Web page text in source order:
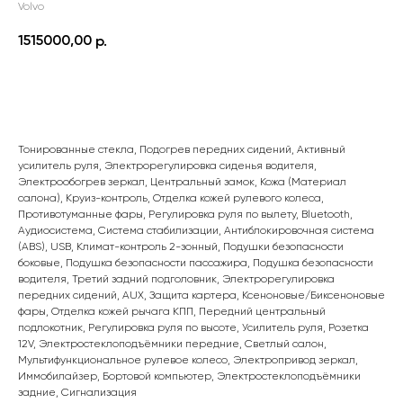
Volvo
1515000,00 р.
Тонированные стекла, Подогрев передних сидений, Активный
усилитель руля, Электрорегулировка сиденья водителя,
Электрообогрев зеркал, Центральный замок, Кожа (Материал
салона), Круиз-контроль, Отделка кожей рулевого колеса,
Противотуманные фары, Регулировка руля по вылету, Bluetooth,
Аудиосистема, Система стабилизации, Антиблокировочная система
(ABS), USB, Климат-контроль 2-зонный, Подушки безопасности
боковые, Подушка безопасности пассажира, Подушка безопасности
водителя, Третий задний подголовник, Электрорегулировка
передних сидений, AUX, Защита картера, Ксеноновые/Биксеноновые
фары, Отделка кожей рычага КПП, Передний центральный
подлокотник, Регулировка руля по высоте, Усилитель руля, Розетка
12V, Электростеклоподъёмники передние, Светлый салон,
Мультифункциональное рулевое колесо, Электропривод зеркал,
Иммобилайзер, Бортовой компьютер, Электростеклоподъёмники
задние, Сигнализация